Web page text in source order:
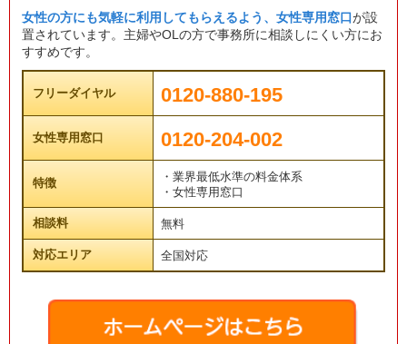
女性の方にも気軽に利用してもらえるよう、女性専用窓口が設
置されています。主婦やOLの方で事務所に相談しにくい方にお
すすめです。
フリーダイヤル 0120-880-195
女性専用窓口 0120-204-002
特徴
・業界最低水準の料金体系
・女性専用窓口
相談料 無料
対応エリア 全国対応